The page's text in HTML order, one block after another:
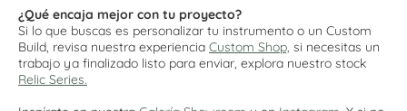
¿Qué encaja mejor con tu proyecto?
Si lo que buscas es personalizar tu instrumento o un Custom
Build, revisa nuestra experiencia Custom Shop, si necesitas un
trabajo ya finalizado listo para enviar, explora nuestro stock
Relic Series.